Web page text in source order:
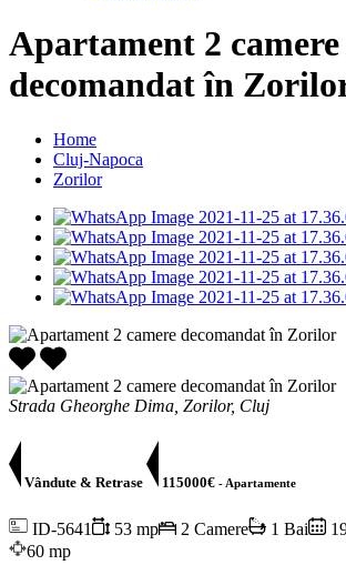
Apartament 2 camere
decomandat în
Home
Cluj-Napoca
Zorilor
Strada Gheorghe Dima, Zorilor, Cluj
Vândute & Retrase 115000€ - Apartamente
ID-5641 53 mp 2 Camere 1 Bai
60 mp